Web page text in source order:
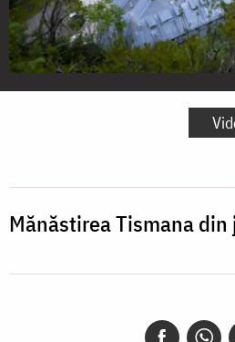
Mănăstirea
Mănăstirea Tismana